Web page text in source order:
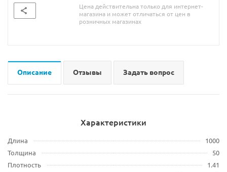
Цена действительна только для интернет-
магазина и может отличаться от цен в
розничных магазинах
Описание Отзывы Задать вопрос
Характеристики
Длина
1000
Толщина
50
Плотность
1.41